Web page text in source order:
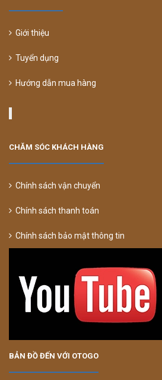
Giới thiệu
Tuyển dụng
Hướng dẫn mua hàng
CHĂM SÓC KHÁCH HÀNG
Chính sách vận chuyển
Chính sách thanh toán
Chính sách bảo mật thông tin
BẢN ĐỒ ĐẾN VỚI OTOGO